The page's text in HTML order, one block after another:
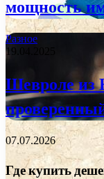
мощность
Разное
19.04.2025
Шевроле из
07.07.2026
Где купить